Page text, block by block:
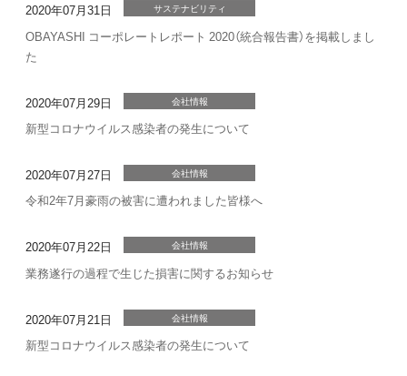
2020年07月31日 サステナビリティ
OBAYASHI コーポレートレポート 2020（統合報告書）を掲載しまし
た
2020年07月29日 会社情報
新型コロナウイルス感染者の発生について
2020年07月27日 会社情報
令和2年7月豪雨の被害に遭われました皆様へ
2020年07月22日 会社情報
業務遂行の過程で生じた損害に関するお知らせ
2020年07月21日 会社情報
新型コロナウイルス感染者の発生について